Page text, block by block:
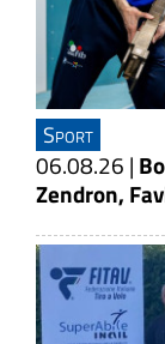
Sport
06.08.26 |
Zendron,